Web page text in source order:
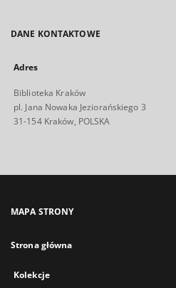
DANE KONTAKTOWE
Adres
Biblioteka Kraków
pl. Jana Nowaka Jeziorańskiego 3
31-154 Kraków, POLSKA
MAPA STRONY
Strona główna
Kolekcje